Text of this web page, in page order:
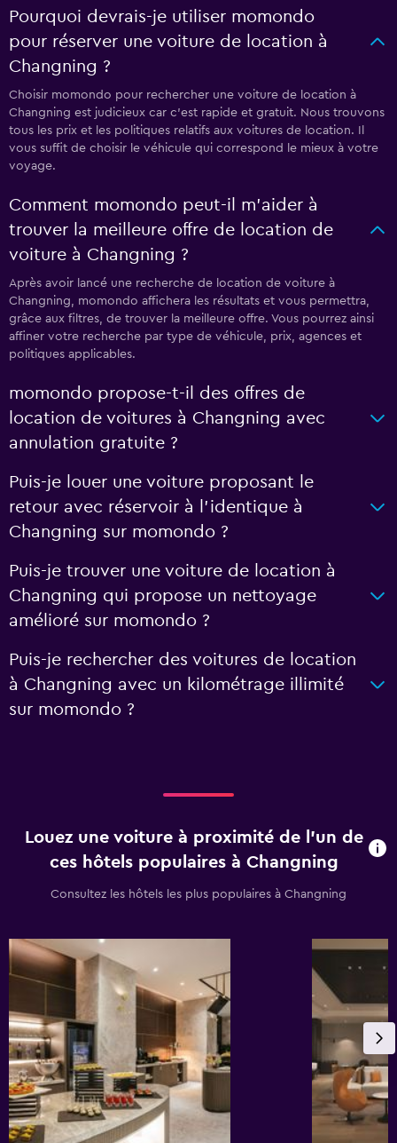
Pourquoi devrais-je utiliser momondo
pour réserver une voiture de location à
Changning ?
Choisir momondo pour rechercher une voiture de location à
Changning est judicieux car c'est rapide et gratuit. Nous trouvons
tous les prix et les politiques relatifs aux voitures de location. Il
vous suffit de choisir le véhicule qui correspond le mieux à votre
voyage.
Comment momondo peut-il m’aider à
trouver la meilleure offre de location de
voiture à Changning ?
Après avoir lancé une recherche de location de voiture à
Changning, momondo affichera les résultats et vous permettra,
grâce aux filtres, de trouver la meilleure offre. Vous pourrez ainsi
affiner votre recherche par type de véhicule, prix, agences et
politiques applicables.
momondo propose-t-il des offres de
location de voitures à Changning avec
annulation gratuite ?
Puis-je louer une voiture proposant le
retour avec réservoir à l’identique à
Changning sur momondo ?
Puis-je trouver une voiture de location à
Changning qui propose un nettoyage
amélioré sur momondo ?
Puis-je rechercher des voitures de location
à Changning avec un kilométrage illimité
sur momondo ?
Louez une voiture à proximité de l’un de
ces hôtels populaires à Changning
Consultez les hôtels les plus populaires à Changning